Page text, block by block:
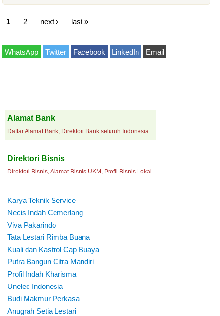
1 2 next › last »
WhatsApp Twitter Facebook LinkedIn Email
Alamat Bank
Daftar Alamat Bank, Direktori Bank seluruh Indonesia
Direktori Bisnis
Direktori Bisnis, Alamat Bisnis UKM, Profil Bisnis Lokal.
Karya Teknik Service
Necis Indah Cemerlang
Viva Pakarindo
Tata Lestari Rimba Buana
Kuali dan Kastrol Cap Buaya
Putra Bangun Citra Mandiri
Profil Indah Kharisma
Unelec Indonesia
Budi Makmur Perkasa
Anugrah Setia Lestari